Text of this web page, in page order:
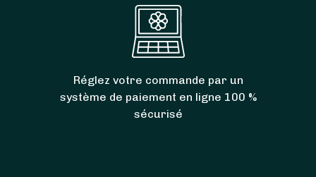
Réglez votre commande par un
système de paiement en ligne 100 %
sécurisé